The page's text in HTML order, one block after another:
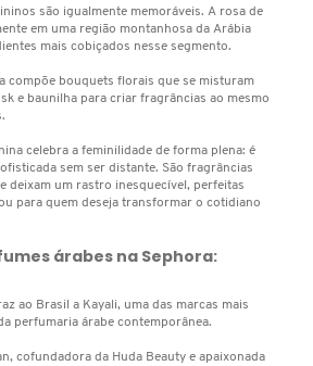
são igualmente memoráveis. A rosa de
em uma região montanhosa da Arábia
mais cobiçados nesse segmento.
compõe bouquets florais que se misturam
e baunilha para criar fragrâncias ao mesmo
celebra a feminilidade de forma plena: é
sem ser distante. São fragrâncias
deixam um rastro inesquecível, perfeitas
para quem deseja transformar o cotidiano
árabes na Sephora:
ao Brasil a Kayali, uma das marcas mais
perfumaria árabe contemporânea.
cofundadora da Huda Beauty e apaixonada